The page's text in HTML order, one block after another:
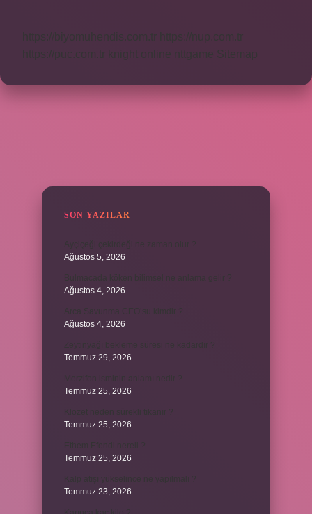
https://biyomuhendis.com.tr
https://nup.com.tr
https://puc.com.tr
knight online nttgame Sitemap
SON YAZILAR
Ağustos 5, 2026
Ağustos 4, 2026
Ağustos 4, 2026
Temmuz 29, 2026
Temmuz 25, 2026
Temmuz 25, 2026
Temmuz 25, 2026
Temmuz 23, 2026